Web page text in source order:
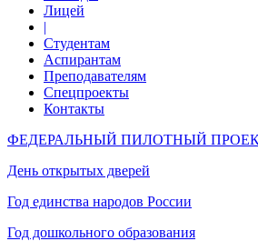
Лицей
|
Студентам
Аспирантам
Преподавателям
Спецпроекты
Контакты
ФЕДЕРАЛЬНЫЙ ПИЛОТНЫЙ
День открытых дверей
Год единства народов России
Год дошкольного образования